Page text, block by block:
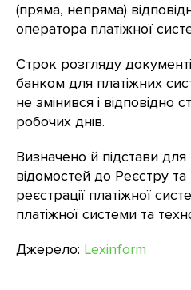
(пряма, непряма)
оператора платіжної
Строк розгляду
банком для платіжних
не змінився і відповідно
робочих днів.
Визначено й підстави для
відомостей до Реєстру
реєстрації платіжної
платіжної системи та
Джерело: Lexinform